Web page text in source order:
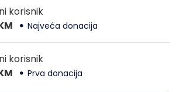
korisnik
Najveća donacija
korisnik
Prva donacija